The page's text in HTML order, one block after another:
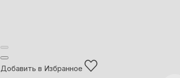
Добавить в Избранное